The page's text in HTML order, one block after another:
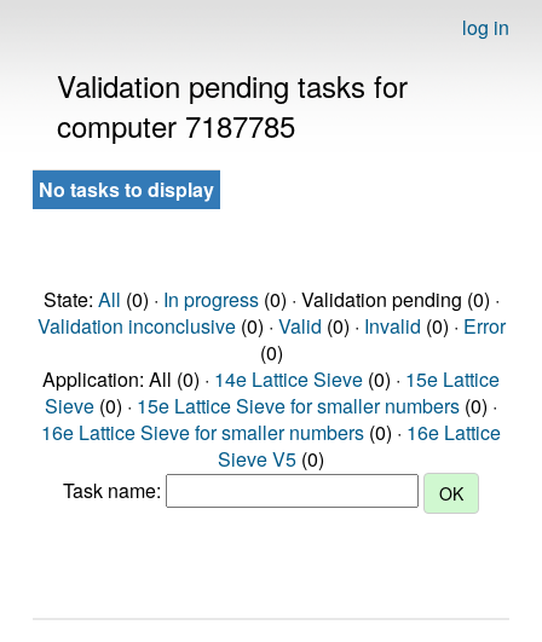
log in
Validation pending tasks for
computer 7187785
No tasks to display
State: All (0) · In progress(0) · Validation pending (0) ·
Validation inconclusive(0) · Valid (0) · Invalid (0) · Error
(0)
Application: All (0) · 14e Lattice Sieve (0) · 15e Lattice
Sieve (0) · 15e Lattice Sieve for smaller numbers (0) ·
16e Lattice Sieve for smaller numbers (0) · 16e Lattice
Sieve V5 (0)
Task name: